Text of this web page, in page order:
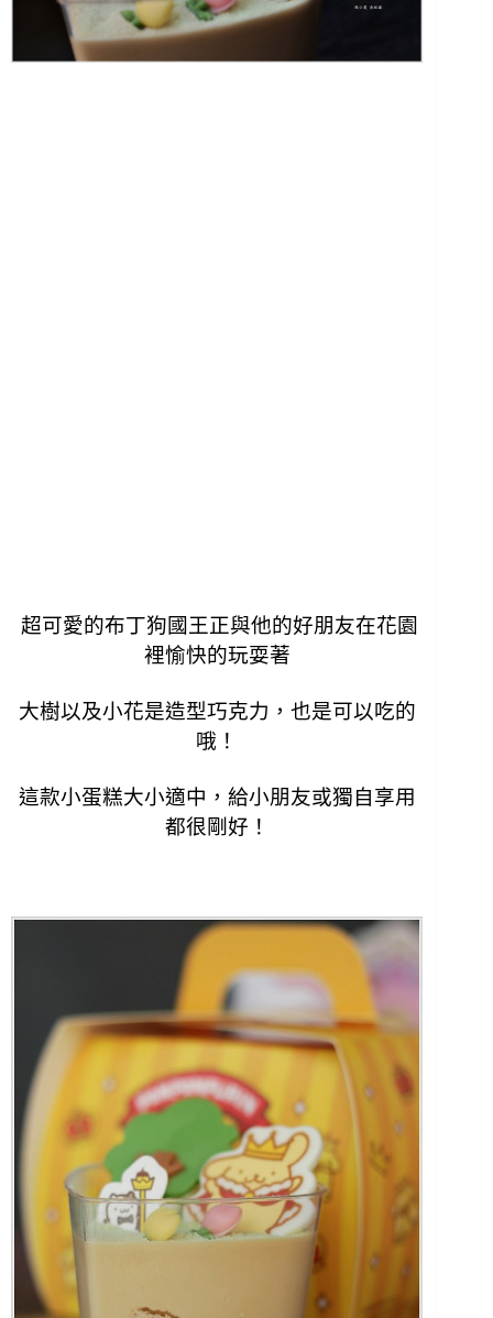
超可愛的布丁狗國王正與他的好朋友在花園
裡愉快的玩耍著
大樹以及小花是造型巧克力， 也是可以吃的
哦！
這款小蛋糕大小適中，給小朋友或獨自享用
都很剛好！